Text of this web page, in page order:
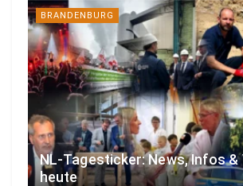
BRANDENBURG
NL-Tagesticker: News, Infos &
heute